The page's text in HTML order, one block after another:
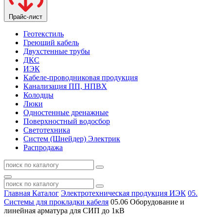
Прайс-лист
Геотекстиль
Греющий кабель
Двухстенные трубы
ДКС
ИЭК
Кабеле-проводниковая продукция
Канализация ПП, НПВХ
Колодцы
Люки
Одностенные дренажные
Поверхностный водосбор
Светотехника
Систем (Шнейдер) Электрик
Распродажа
Главная Каталог Электротехническая продукция ИЭК 05.
Системы для прокладки кабеля 05.06 Оборудование и
линейная арматура для СИП до 1кВ